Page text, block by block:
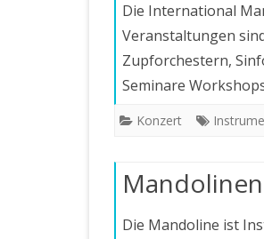
Die International
Veranstaltungen
Zupforchestern,
Seminare
Konzert
Die Mandoline ist